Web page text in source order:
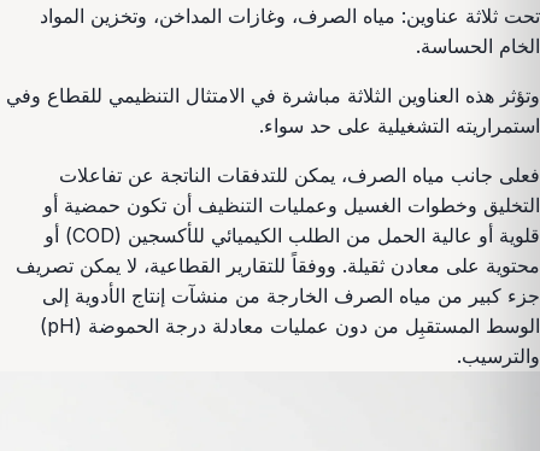
تحت ثلاثة عناوين: مياه الصرف، وغازات المداخن، وتخزين المواد
الخام الحساسة.
وتؤثر هذه العناوين الثلاثة مباشرة في الامتثال التنظيمي للقطاع وفي
استمراريته التشغيلية على حد سواء.
فعلى جانب مياه الصرف، يمكن للتدفقات الناتجة عن تفاعلات
التخليق وخطوات الغسيل وعمليات التنظيف أن تكون حمضية أو
قلوية أو عالية الحمل من الطلب الكيميائي للأكسجين (COD) أو
محتوية على معادن ثقيلة. ووفقاً للتقارير القطاعية، لا يمكن تصريف
جزء كبير من مياه الصرف الخارجة من منشآت إنتاج الأدوية إلى
الوسط المستقبِل من دون عمليات معادلة درجة الحموضة (pH)
والترسيب.